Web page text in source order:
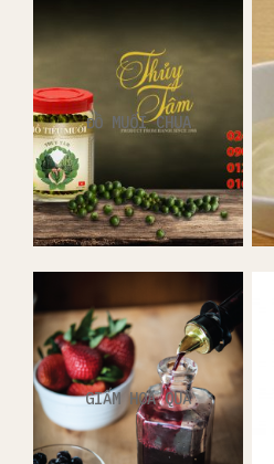
ĐỒ MUỐI CHUA
GIẤM HOA QUẢ